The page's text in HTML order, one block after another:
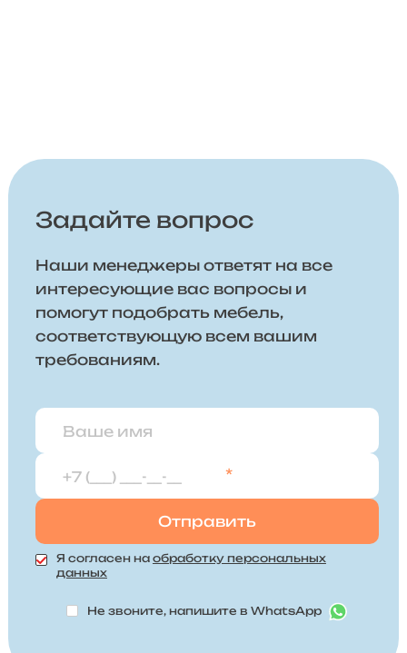
Задайте вопрос
Наши менеджеры ответят на все
интересующие вас вопросы и
помогут подобрать мебель,
соответствующую всем вашим
требованиям.
*
Я согласен на обработку персональных
данных
Не звоните, напишите в WhatsApp